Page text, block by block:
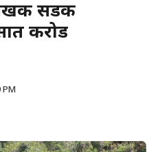
सडक
करोड
PM